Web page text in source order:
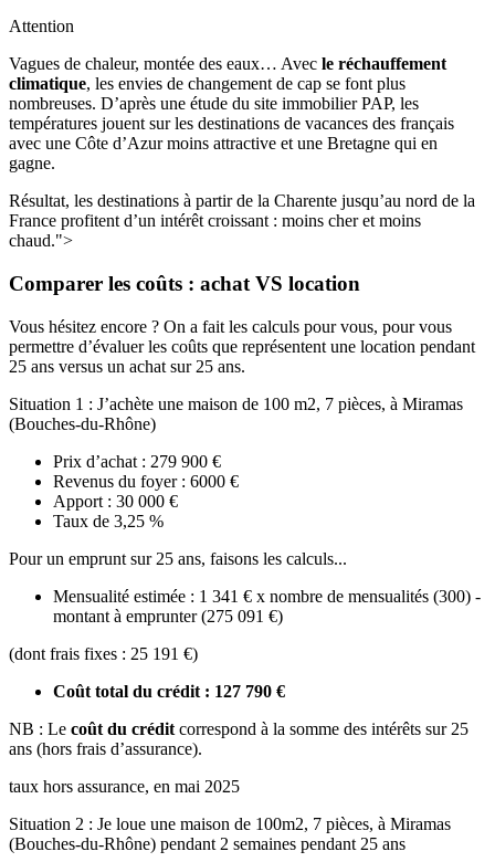
Attention
Vagues de chaleur, montée des eaux… Avec le réchauffement
climatique, les envies de changement de cap se font plus
nombreuses. D’après une étude du site immobilier PAP, les
températures jouent sur les destinations de vacances des français
avec une Côte d’Azur moins attractive et une Bretagne qui en
gagne.
Résultat, les destinations à partir de la Charente jusqu’au nord de la
France profitent d’un intérêt croissant : moins cher et moins
chaud.">
Comparer les coûts : achat VS location
Vous hésitez encore ? On a fait les calculs pour vous, pour vous
permettre d’évaluer les coûts que représentent une location pendant
25 ans versus un achat sur 25 ans.
Situation 1 : J’achète une maison de 100 m2, 7 pièces, à Miramas
(Bouches-du-Rhône)
Prix d’achat : 279 900 €
Revenus du foyer : 6000 €
Apport : 30 000 €
Taux de 3,25 %
Pour un emprunt sur 25 ans, faisons les calculs...
Mensualité estimée : 1 341 € x nombre de mensualités (300) -
montant à emprunter (275 091 €)
(dont frais fixes : 25 191 €)
Coût total du crédit : 127 790 €
NB : Le coût du crédit correspond à la somme des intérêts sur 25
ans (hors frais d’assurance).
taux hors assurance, en mai 2025
Situation 2 : Je loue une maison de 100m2, 7 pièces, à Miramas
(Bouches-du-Rhône) pendant 2 semaines pendant 25 ans